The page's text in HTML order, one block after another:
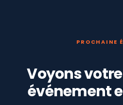
PROCHAINE
Voyons
événement